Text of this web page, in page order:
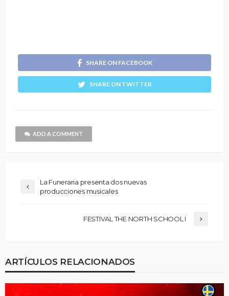
SHARE ON FACEBOOK
SHARE ON TWITTER
ADD A COMMENT
La Funeraria presenta dos nuevas
producciones musicales
FESTIVAL THE NORTH SCHOOL I
ARTÍCULOS RELACIONADOS